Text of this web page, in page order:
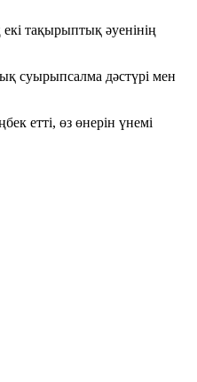
тақырыптық әуенінің
суырыпсалма дәстүрі мен
етті, өз өнерін үнемі